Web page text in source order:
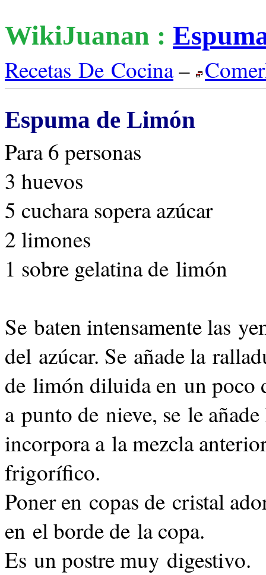
WikiJuanan :
Recetas De Cocina–
Espuma de Limón
Para 6 personas
3 huevos
5 cuchara sopera azúcar
2 limones
1 sobre gelatina de limón
Se baten intensamente las
del azúcar. Se añade la
de limón diluida en un poco
a punto de nieve, se le
incorpora a la mezcla
frigorífico.
Poner en copas de cristal
en el borde de la copa.
Es un postre muy digestivo.